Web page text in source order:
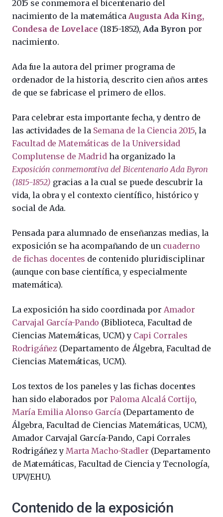
2015 se conmemora el bicentenario del
nacimiento de la matemáticaAugusta Ada King,
Condesa de Lovelace (1815-1852),Ada Byron por
nacimiento.
Ada fue la autora del primer programa de
ordenador de la historia, descrito cien años antes
de que se fabricase el primero de ellos.
Para celebrar esta importante fecha, y dentro de
las actividades de la Semana de la Ciencia 2015, la
Facultad de Matemáticas de la Universidad
Complutense de Madridha organizado la
Exposición conmemorativa del Bicentenario Ada Byron
(1815-1852) gracias a la cual se puede descubrir la
vida, la obra y el contexto científico, histórico y
social de Ada.
Pensada para alumnado de enseñanzas medias, la
exposición se ha acompañando de un cuaderno
de fichas docentes de contenido pluridisciplinar
(aunque con base científica, y especialmente
matemática).
La exposición ha sido coordinada por Amador
Carvajal García-Pando (Biblioteca, Facultad de
Ciencias Matemáticas, UCM) y Capi Corrales
Rodrigáñez (Departamento de Álgebra, Facultad de
Ciencias Matemáticas, UCM).
Los textos de los paneles y las fichas docentes
han sido elaborados por Paloma Alcalá Cortijo,
María Emilia Alonso García (Departamento de
Álgebra, Facultad de Ciencias Matemáticas, UCM),
Amador Carvajal García-Pando, Capi Corrales
Rodrigáñez yMarta Macho-Stadler (Departamento
de Matemáticas, Facultad de Ciencia y Tecnología,
UPV/EHU).
Contenido de la exposición